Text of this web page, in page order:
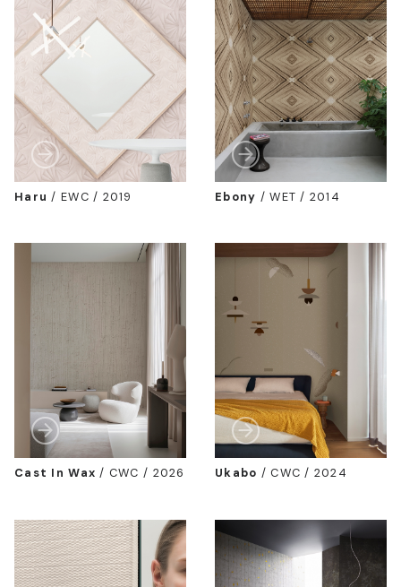
Haru / EWC / 2019 Ebony /WET / 2014
Cast In Wax / CWC / 2026 Ukabo /CWC / 2024